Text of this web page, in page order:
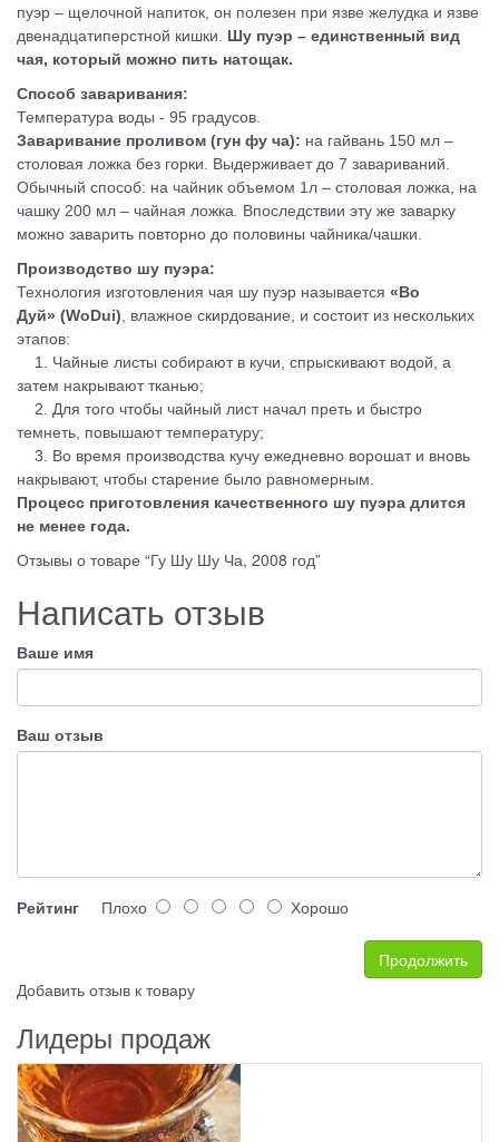
пуэр – щелочной напиток, он полезен при язве желудка и язве
двенадцатиперстной кишки. Шу пуэр – единственный вид
чая, который можно пить натощак.
Способ заваривания:
Температура воды - 95 градусов.
Заваривание проливом (гун фу ча): на гайвань 150 мл –
столовая ложка без горки. Выдерживает до 7 завариваний.
Обычный способ: на чайник объемом 1л – столовая ложка, на
чашку 200 мл – чайная ложка. Впоследствии эту же заварку
можно заварить повторно до половины чайника/чашки.
Производство шу пуэра:
Технология изготовления чая шу пуэр называется «Во
Дуй» (WoDui), влажное скирдование, и состоит из нескольких
этапов:
1. Чайные листы собирают в кучи, спрыскивают водой, а
затем накрывают тканью;
2. Для того чтобы чайный лист начал преть и быстро
темнеть, повышают температуру;
3. Во время производства кучу ежедневно ворошат и вновь
накрывают, чтобы старение было равномерным.
Процесс приготовления качественного шу пуэра длится
не менее года.
Отзывы о товаре “Гу Шу Шу Ча, 2008 год”
Написать отзыв
Ваше имя
Ваш отзыв
Рейтинг Плохо Хорошо
Продолжить
Добавить отзыв к товару
Лидеры продаж